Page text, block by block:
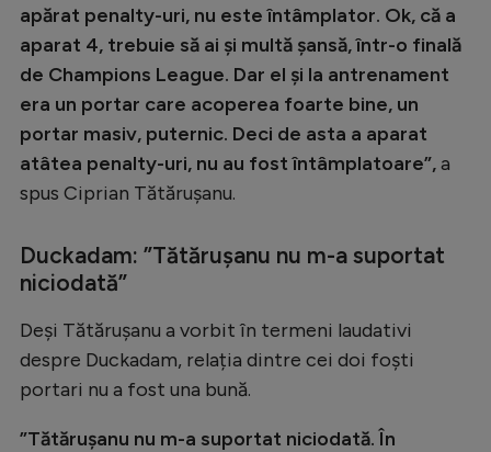
apărat penalty-uri, nu este întâmplator. Ok, că a
aparat 4, trebuie să ai și multă șansă, într-o finală
de Champions League. Dar el și la antrenament
era un portar care acoperea foarte bine, un
portar masiv, puternic. Deci de asta a aparat
atâtea penalty-uri, nu au fost întâmplatoare”,a
spus Ciprian Tătărușanu.
Duckadam: ”Tătărușanu nu m-a suportat
niciodată”
Deși Tătărușanu a vorbit în termeni laudativi
despre Duckadam, relația dintre cei doi foști
portari nu a fost una bună.
”Tătărușanu nu m-a suportat niciodată. În